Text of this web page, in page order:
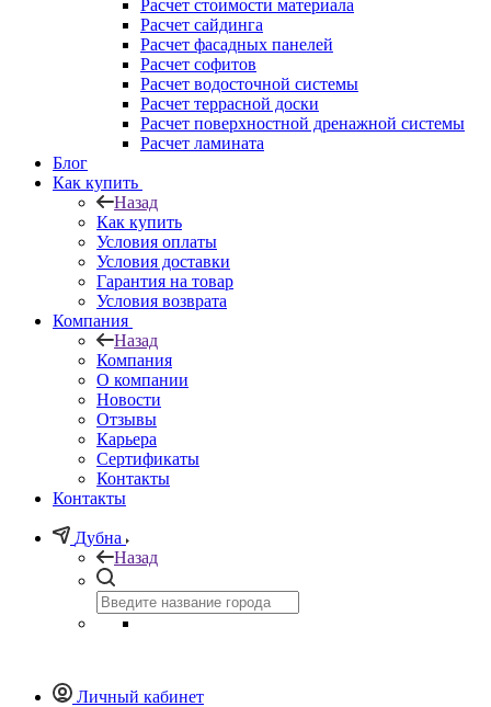
Расчет стоимости материала
Расчет сайдинга
Расчет фасадных панелей
Расчет софитов
Расчет водосточной системы
Расчет террасной доски
Расчет поверхностной дренажной системы
Расчет ламината
Блог
Как купить
Назад
Как купить
Условия оплаты
Условия доставки
Гарантия на товар
Условия возврата
Компания
Назад
Компания
О компании
Новости
Отзывы
Карьера
Сертификаты
Контакты
Контакты
Дубна
Назад
Личный кабинет